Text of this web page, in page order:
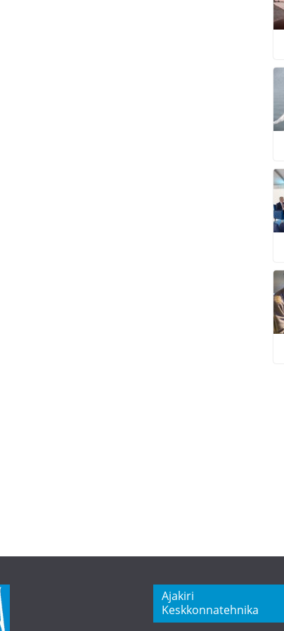
Ajakiri
Keskkonnatehnika